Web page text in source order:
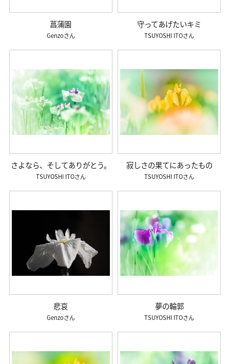
菖蒲園
Genzo
守ってあげたいキミ
TSUYOSHI ITO
さよなら、そしてありがとう。
TSUYOSHI ITO
寂しさの果てにあったもの
TSUYOSHI ITO
悲哀
Genzo
夢の輪郭
TSUYOSHI ITO